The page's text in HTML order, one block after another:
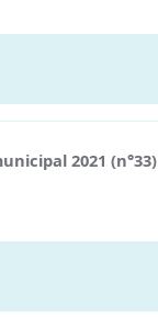
2021 (n°33)